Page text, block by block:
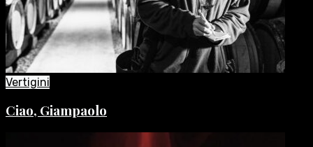
Vertigini
Ciao, Giampaolo